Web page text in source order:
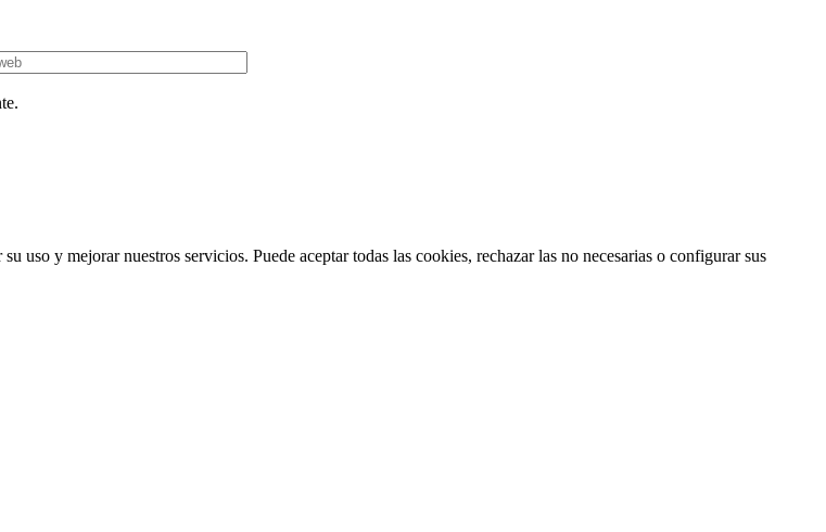
y mejorar nuestros servicios. Puede aceptar todas las cookies, rechazar las no necesarias o configurar sus